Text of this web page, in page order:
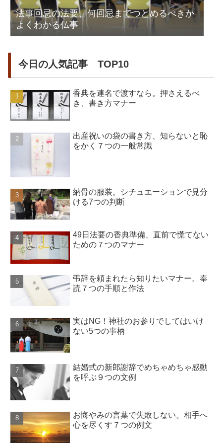
法事回忌の法要、何回忌までつとめるべきか
よくわかる仏事
今日の人気記事 TOP10
香典を連名で渡すなら。押さえるべ
き、書き方マナー
出産祝いの袋の書き方、知らないと恥
をかく７つの一般常識
納骨の服装。シチュエーションで見分
ける7つの判断
49日法要の香典準備、直前で慌てない
ための７つのマナー
弔辞を頼まれたら知りたいマナー。奉
読７つの手順と作法
実はNG！神社のお参りでしてはいけ
ない5つの事柄
結婚式の新郎謝辞でめちゃめちゃ感動
を呼ぶ９つの文例
お悔やみの言葉で失敗しない。相手へ
心を尽くす７つの例文